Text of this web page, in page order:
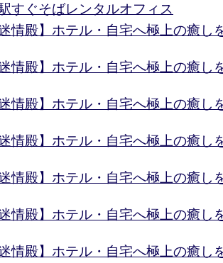
すぐそばレンタルオフィス
迷情殿】ホテル・自宅へ極上の癒し
迷情殿】ホテル・自宅へ極上の癒し
迷情殿】ホテル・自宅へ極上の癒し
迷情殿】ホテル・自宅へ極上の癒し
迷情殿】ホテル・自宅へ極上の癒し
迷情殿】ホテル・自宅へ極上の癒し
迷情殿】ホテル・自宅へ極上の癒し